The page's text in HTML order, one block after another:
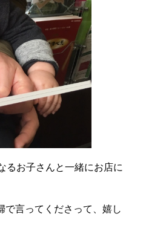
るお子さんと一緒にお店に
で言ってくださって、嬉し